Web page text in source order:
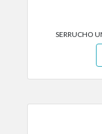
SERRUCHO